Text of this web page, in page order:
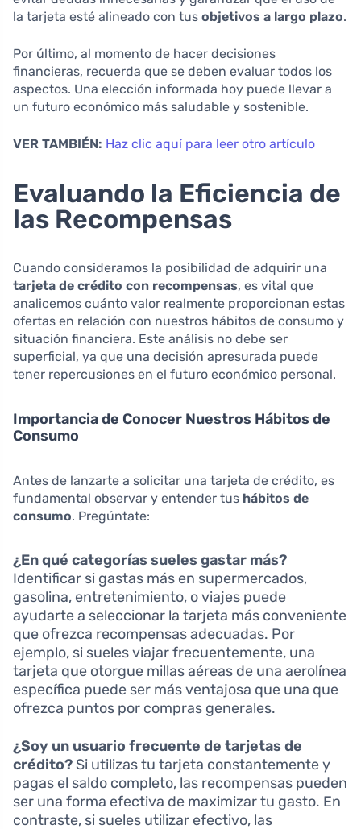
la tarjeta esté alineado con tus objetivos a largo plazo.
Por último, al momento de hacer decisiones
financieras, recuerda que se deben evaluar todos los
aspectos. Una elección informada hoy puede llevar a
un futuro económico más saludable y sostenible.
VER TAMBIÉN: Haz clic aquí para leer otro artículo
Evaluando la Eficiencia de
las Recompensas
Cuando consideramos la posibilidad de adquirir una
tarjeta de crédito con recompensas, es vital que
analicemos cuánto valor realmente proporcionan estas
ofertas en relación con nuestros hábitos de consumo y
situación financiera. Este análisis no debe ser
superficial, ya que una decisión apresurada puede
tener repercusiones en el futuro económico personal.
Importancia de Conocer Nuestros Hábitos de
Consumo
Antes de lanzarte a solicitar una tarjeta de crédito, es
fundamental observar y entender tus hábitos de
consumo. Pregúntate:
¿En qué categorías sueles gastar más?
Identificar si gastas más en supermercados,
gasolina, entretenimiento, o viajes puede
ayudarte a seleccionar la tarjeta más conveniente
que ofrezca recompensas adecuadas. Por
ejemplo, si sueles viajar frecuentemente, una
tarjeta que otorgue millas aéreas de una aerolínea
específica puede ser más ventajosa que una que
ofrezca puntos por compras generales.
¿Soy un usuario frecuente de tarjetas de
crédito? Si utilizas tu tarjeta constantemente y
pagas el saldo completo, las recompensas pueden
ser una forma efectiva de maximizar tu gasto. En
contraste, si sueles utilizar efectivo, las